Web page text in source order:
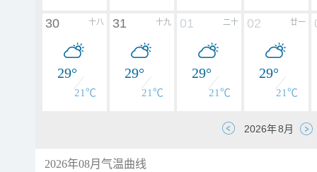
十八
30
29°
21℃
十九
31
29°
21℃
二十
01
29°
21℃
廿一
02
29°
21℃
2026年08月气温曲线